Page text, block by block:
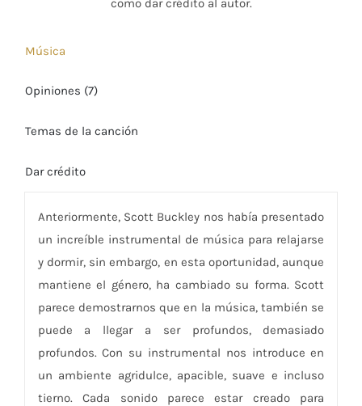
como dar crédito al autor.
Música
Opiniones (7)
Temas de la canción
Dar crédito
Anteriormente, Scott Buckley nos había presentado
un increíble instrumental de música para relajarse
y dormir, sin embargo, en esta oportunidad, aunque
mantiene el género, ha cambiado su forma. Scott
parece demostrarnos que en la música, también se
puede a llegar a ser profundos, demasiado
profundos. Con su instrumental nos introduce en
un ambiente agridulce, apacible, suave e incluso
tierno. Cada sonido parece estar creado para